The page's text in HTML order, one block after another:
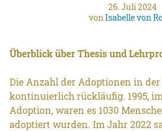
26. Juli 2024
vonIsabelle von
Überblick über Thesis und
Die Anzahl der Adoptionen in der
kontinuierlich rückläufig. 1995,
Adoption, waren es 1030
adoptiert wurden. Im Jahr 2022